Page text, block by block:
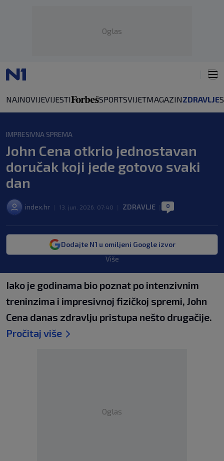
Oglas
NAJNOVIJEVIJESTI SPORTSVIJETMAGAZINZDRAVLJE
IMPRESIVNA SPREMA
John Cena otkrio jednostavan
doručak koji jede gotovo svaki
dan
index.hr 13. jun. 2026. 07:40 ZDRAVLJE 0
Dodajte N1 u omiljeni Google izvor
Više
Iako je godinama bio poznat po intenzivnim
treninzima i impresivnoj fizičkoj spremi, John
Cena danas zdravlju pristupa nešto drugačije.
Pročitaj više
Oglas